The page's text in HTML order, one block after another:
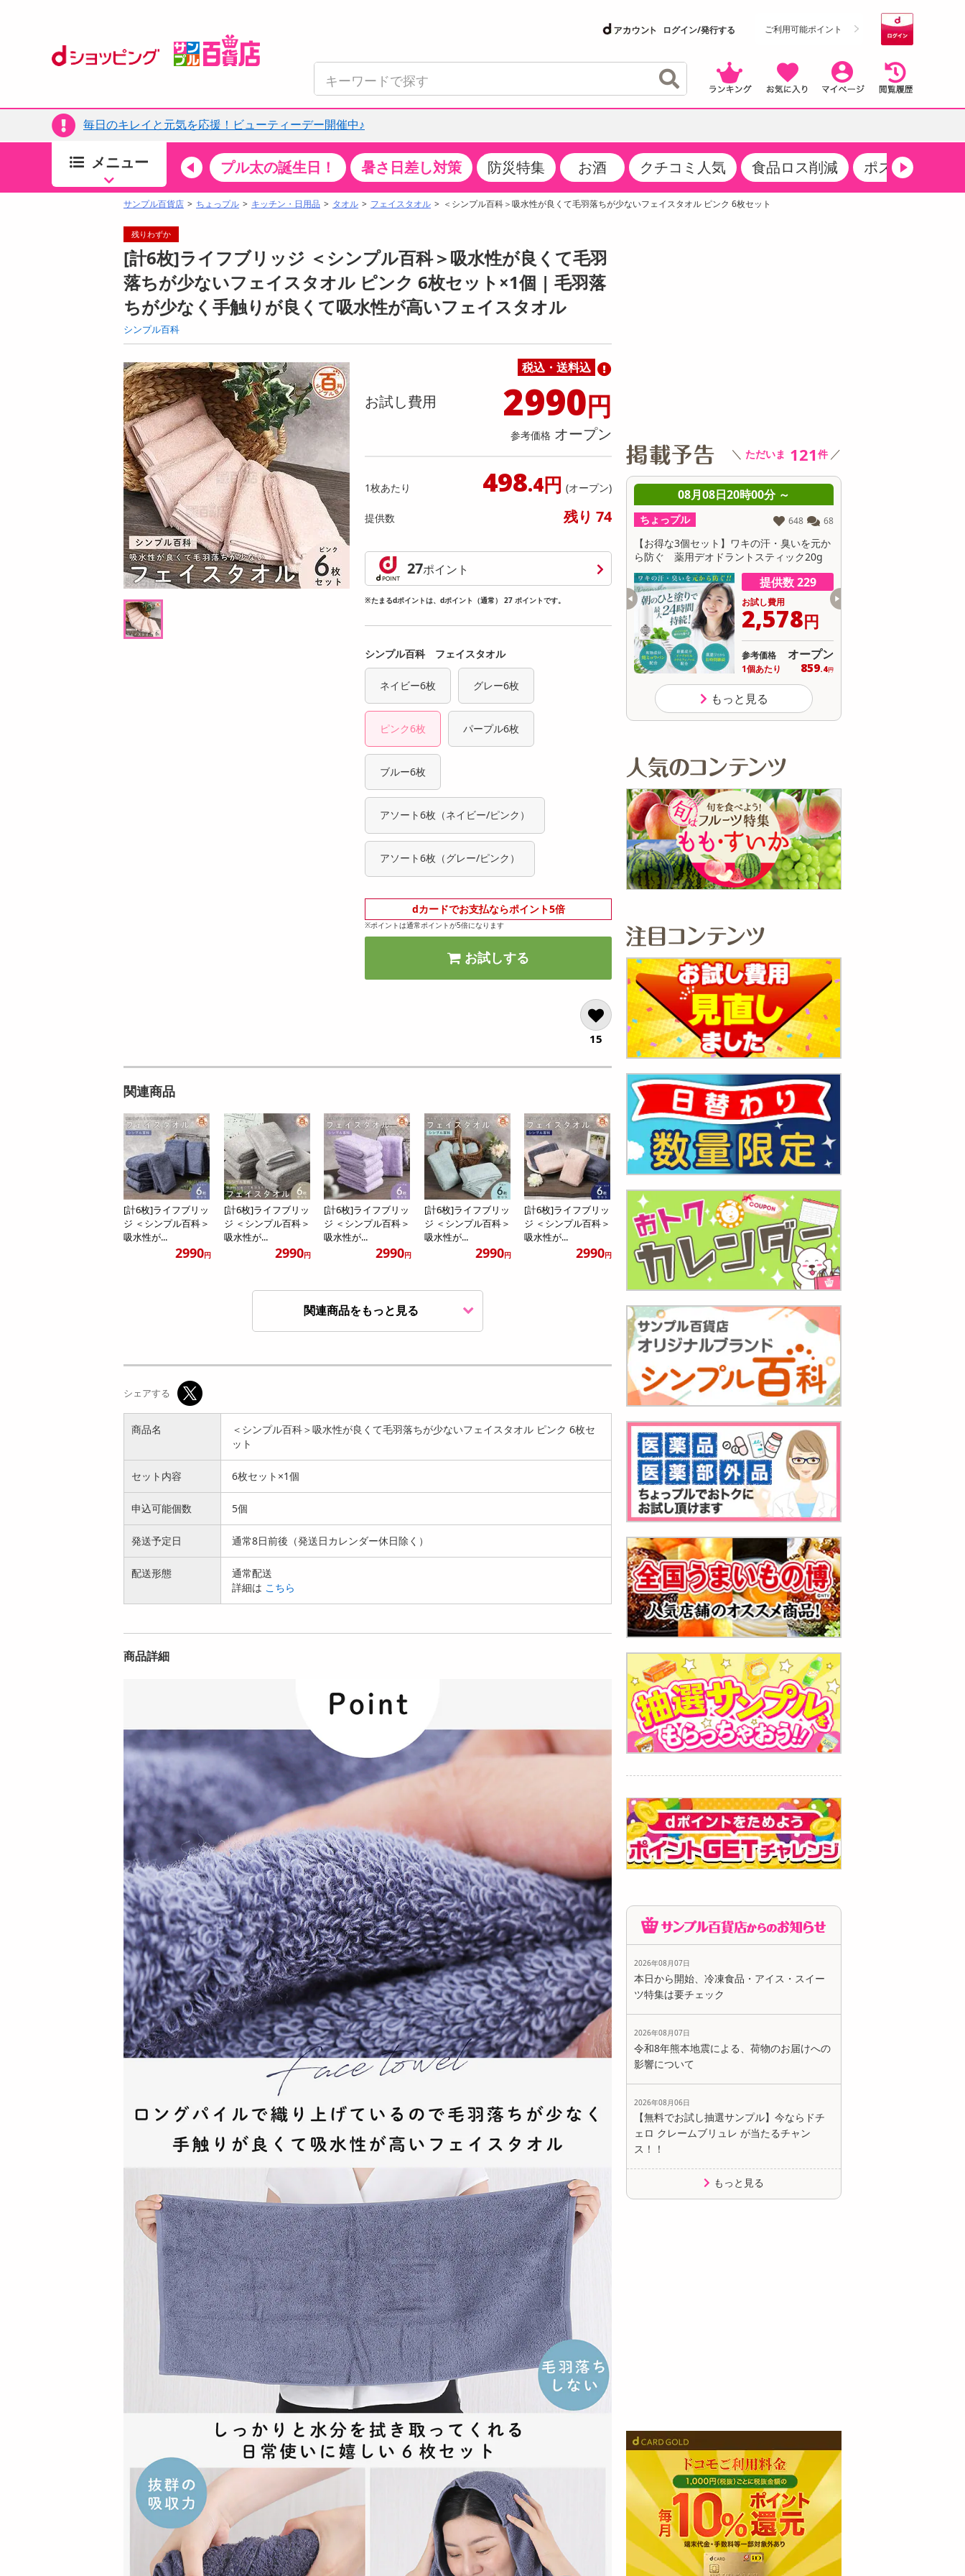
ログイン/発行する ご利用可能ポイント
毎日のキレイと元気を応援！ビューティーデー開催中♪
ちょっプルカテゴリ すべて見る
食品・調味料
アイス・スイーツ
キッチン・日用品
ヘアケア・ボディケア
ビューティーケア
健康・ダイエット・サプリメント
医薬品・医薬部外品
インテリア・家具・収納・寝具
ファッション
ベビー・キッズ・マタニティ
ペット用品
資格・学習
特設コーナー
特集一覧
サンプリング
抽選サンプル
クーポン
商品限定クーポン
食品・調味料
パン・シリアル・コーンフレーク
チーズ・ヨーグルト・乳製品・卵
調味料・ドレッシング・油
料理の素
カレー・シチュー
生鮮食品
魚介類・シーフード・水産加工品
フルーツ・果物・果物加工品
野菜・きのこ
加工食品
インスタント・レトルト・冷凍食品・惣菜
お菓子
クッキー・クラッカー
キャンディ・ガム・タブレット
せんべい・米菓
ナッツ・ドライフルーツ
和菓子
アイス・スイーツ
ケーキ・スイーツ
お菓子・スイーツギフト
飲料
お茶・紅茶（ソフトドリンク）
コーヒー（ソフトドリンク）
果実・野菜・清涼・乳飲料
栄養ドリンク・エナジードリンク
コーヒー(豆・インスタント）
お酒
ワイン
日本酒・焼酎
洋酒・リキュール
チューハイ・カクテル
ビール・ワイン・お酒ギフト
洗剤
洗濯用洗剤・柔軟剤・漂白剤
バス・お風呂用洗剤
トイレ用洗剤
洗剤ギフト
キッチン・日用品
洗濯用品
トイレ・バス用品
タオル
ヘルスケア・衛生用品
キッチン雑貨・食器・消耗品
調理器具・鍋・包丁
ヘアケア・ボディケア
ボディケア
ビューティーケア
ベースメイク・メイクアップ・ネイル
ナチュラル・オーガニックコスメ
香水・アロマ
健康・ダイエット・サプリメント
ダイエット
サプリメント
美容サプリメント・ドリンク
健康グッズ
医薬品・医薬部外品
指定第二類医薬品
第三類医薬品
医薬部外品
インテリア・家具・収納・寝具
寝具・布団
マット・カーペット・クッション
テーブル・デスク・カウンター
インテリア雑貨
アウトドア・イベント用品・DIY・工具
その他 インテリア・家具
ファッション
ボトムス
シューズ
バッグ
時計
ファッション雑貨
家電
キッチン家電
冷房・暖房器具・空調
美容・健康家電
記録メディア・メモリーカード
スマートフォン・携帯電話・タブレットアクセサ
電池
ベビー・キッズ・マタニティ
授乳グッズ
食事グッズ
ベビー用品・雑貨
マタニティ
その他 ベビー・キッズ・マタニティ
ペット用品
猫用品
その他 ペット用品
メニュー
キッチン・日用品 食品 プル太の誕生日！ 暑さ日差し対策 防災特集 お酒 クチコミ人気 食品ロス削減 ポストにお届け
サンプル百貨店 ちょっプル キッチン・日用品 タオル フェイスタオル ＜シンプル百科＞吸水性が良くて毛羽落ちが少ないフェイスタオル ピンク 6枚セット
残りわずか
[計6枚]ライフブリッジ ＜シンプル百科＞吸水性が良くて毛羽
落ちが少ないフェイスタオル ピンク 6枚セット×1個 | 毛羽落
ちが少なく手触りが良くて吸水性が高いフェイスタオル
シンプル百科
税込・送料込
お試し費用 2990円
参考価格 オープン
1枚あたり 498.4円 (オープン)
提供数 残り 74
27ポイント
※たまるdポイントは、dポイント（通常） 27 ポイントです。
シンプル百科 フェイスタオル
ネイビー6枚 グレー6枚
ピンク6枚 パープル6枚
ブルー6枚
アソート6枚（ネイビー/ピンク）
アソート6枚（グレー/ピンク）
dカードでお支払ならポイント5倍
※ポイントは通常ポイントが5倍になります
お試しする
15
関連商品
[計6枚]ライフブリッ
ジ ＜シンプル百科＞
吸水性が...
2990円
[計6枚]ライフブリッ
ジ ＜シンプル百科＞
吸水性が...
2990円
[計6枚]ライフブリッ
ジ ＜シンプル百科＞
吸水性が...
2990円
[計6枚]ライフブリッ
ジ ＜シンプル百科＞
吸水性が...
2990円
[計6枚]ライフブリッ
ジ ＜シンプル百科＞
吸水性が...
2990円
ジ ＜シンプル百科＞
吸水性が...
2990円 2990円 2990円 2990円 2990円
[計4枚]ライフブリッ
ジ ＜シンプル百科＞
吸水性が...
[計4枚]ライフブリッ
ジ ＜シンプル百科＞
吸水性が...
[計4枚]ライフブリッ
ジ ＜シンプル百科＞
吸水性が...
抗菌防臭...
抗菌防臭...
1490
[計6枚]ライフブリッ
ジ ＜シンプル百科＞
円
[計10枚]ライフブリ
ッジ ＜シンプル百科
＞ガーゼ...
1490円
[計10枚]ライフブリ
ッジ ＜シンプル百科
＞ガーゼ...
1490円
<シンプル百科>【モ
スグリーン】着こな
しコーデがし...
989円
<シンプル百科>【ベ
ージュ】着こなしコ
ーデがしやす...
3194円
＜シンプル百科＞
【ライトグレー】洗
顔やメイクの時に...
1079円
＜シンプル百科＞
【ラベンダー】洗顔
やメイクの時に便...
＜シンプル百科＞
【ブラック】洗顔や
メイクの時に便利...
1079円
<シンプル百科>【2
足組 ベージュ×ベー
ジュ】履い...
971円
<シンプル百科>【2
足組 グレー×ベージ
ュ】履いて...
<シンプル百科>【2
足組 グレー×グレ
ー】履いてう...
足組 ブラック×ベー
ジュ】履い...
971円
足組 ブラック×グレ
ー】履いて...
971円
<シンプル百科>【2
足組 ブラック×ブラ
ック】履い...
971円
<シンプル百科>【ラ
イトグレー】薄手で
アウターに響...
1299円
<シンプル百科>【ラ
イトベージュ】薄手
でアウターに...
1299
<シンプル百科>【ブ
ラック】薄手でアウ
ターに響きに...
＜シンプル百科＞
【S-Mブラック】お
うちでリラック...
1799
＜シンプル百科＞
【L-XLブラック】お
うちでリラッ...
1999
＜シンプル百科＞
【L-XLパープル】お
うちでリラッ...
＜シンプル百科＞
【S-Mパープル】お
うちでリラック...
1619円
＜シンプル百科＞
【クリーム】足指広
げてリラックス ...
999円
＜シンプル百科＞
【ブラック】足指広
げてリラックス ...
999円
関連商品をもっと見る
シェアする
商品名
＜シンプル百科＞吸水性が良くて毛羽落ちが少ないフェイスタオル ピンク 6枚セ
ット
セット内容 6枚セット×1個
申込可能個数 5個
発送予定日 通常8日前後（発送日カレンダー休日除く）
配送形態
通常配送
詳細は こちら
商品詳細
＼ ただいま 121 件 ／
08月08日20時00分 ～
168 11
【2本セット】レチノール＆PDRNファーミ
提供数 494
お試し費用
2,696
08月08日20時00分 ～
ちょっプル 39
【3本セット】除毛クリーム ROCKY ブラ
ックリムーバー 200g×3本
提供数 406
お試し費用
3,349円
オープン
1本あたり 1,116.4円
08月08日20時00分 ～
648
ら防ぐ 薬用デオドラントスティック20g
提供数 229
お試し費用
2,578円
08月08日21時00分 ～
ちょっプル 0 0
【ブラック/28.0cm】リカバリーサンダル
軽量 EVA 厚底 クッション 男女兼用 XLS155
提供数 10
お試し費用
3,980円
参考価格 オープン
もっと見る
2026年08月07日
本日から開始、冷凍食品・アイス・スイー
ツ特集は要チェック
2026年08月07日
令和8年熊本地震による、荷物のお届けへの
影響について
2026年08月06日
【無料でお試し抽選サンプル】今ならドチ
ェロ クレームブリュレ が当たるチャン
ス！！
もっと見る